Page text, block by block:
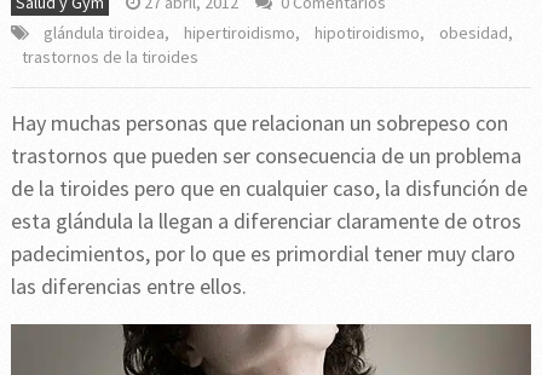
glándula tiroidea, hipertiroidismo, hipotiroidismo, obesidad,
trastornos de la tiroides
Hay muchas personas que relacionan un sobrepeso con
trastornos que pueden ser consecuencia de un problema
de la tiroides pero que en cualquier caso, la disfunción de
esta glándula la llegan a diferenciar claramente de otros
padecimientos, por lo que es primordial tener muy claro
las diferencias entre ellos.